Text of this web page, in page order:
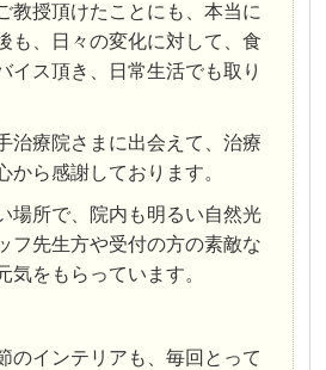
教授頂けたことにも、本当に
も、日々の変化に対して、食
イス頂き、日常生活でも取り
治療院さまに出会えて、治療
から感謝しております。
場所で、院内も明るい自然光
フ先生方や受付の方の素敵な
気をもらっています。
のインテリアも、毎回とって